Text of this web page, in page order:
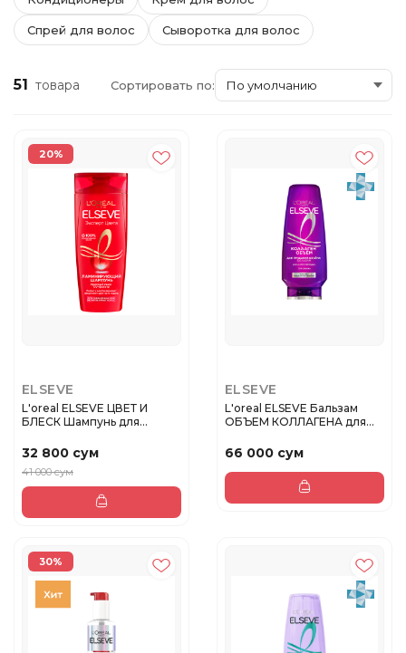
Спрей для волос Сыворотка для волос
51 товара Сортировать по:
20%
ELSEVE
L'oreal ELSEVE ЦВЕТ И
БЛЕСК Шампунь для
32 800 сум
41 000 сум
ELSEVE
L'oreal ELSEVE Бальзам
ОБЪЕМ КОЛЛАГЕНА для
66 000 сум
30%